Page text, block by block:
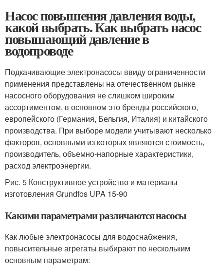
Насос повышения давления воды,
какой выбрать. Как выбрать насос
повышающий давление в
водопроводе
Подкачивающие электронасосы ввиду ограниченности
применения представлены на отечественном рынке
насосного оборудования не слишком широким
ассортиментом, в основном это бренды российского,
европейского (Германия, Бельгия, Италия) и китайского
производства. При выборе модели учитывают несколько
факторов, основными из которых являются стоимость,
производитель, объемно-напорные характеристики,
расход электроэнергии.
Рис. 5 Конструктивное устройство и материалы
изготовления Grundfos UPA 15-90
Какими параметрами различаются насосы
Как любые электронасосы для водоснабжения,
повысительные агрегаты выбирают по нескольким
основным параметрам: